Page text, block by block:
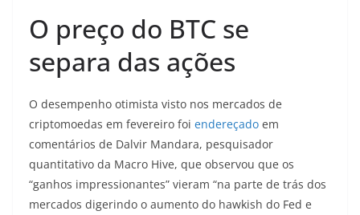
O preço do BTC se
separa das ações
O desempenho otimista visto nos mercados de
criptomoedas em fevereiro foi endereçado em
comentários de Dalvir Mandara, pesquisador
quantitativo da Macro Hive, que observou que os
“ganhos impressionantes” vieram “na parte de trás dos
mercados digerindo o aumento do hawkish do Fed e